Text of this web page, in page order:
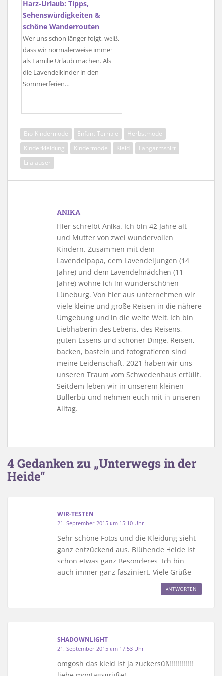
Harz-Urlaub: Tipps,
Sehenswürdigkeiten &
schöne Wanderrouten
Wer uns schon länger folgt, weiß,
dass wir normalerweise immer
als Familie Urlaub machen. Als
die Lavendelkinder in den
Sommerferien…
Bio-Kindermode Enfant Terrible
Herbstmode
Kinderkleidung
Kindermode Kleid
Langarmshirt
Lilalauser
ANIKA
Hier schreibt Anika. Ich bin 42 Jahre alt
und Mutter von zwei wundervollen
Kindern. Zusammen mit dem
Lavendelpapa, dem Lavendeljungen (14
Jahre) und dem Lavendelmädchen (11
Jahre) wohne ich im wunderschönen
Lüneburg. Von hier aus unternehmen wir
viele kleine und große Reisen in die nähere
Umgebung und in die weite Welt. Ich bin
Liebhaberin des Lebens, des Reisens,
guten Essens und schöner Dinge. Reisen,
backen, basteln und fotografieren sind
meine Leidenschaft. 2021 haben wir uns
unseren Traum vom Schwedenhaus erfüllt.
Seitdem leben wir in unserem kleinen
Bullerbü und nehmen euch mit in unseren
Alltag.
4 Gedanken zu „Unterwegs in der
Heide“
WIR-TESTEN
21. September 2015 um 15:10 Uhr
Sehr schöne Fotos und die Kleidung sieht
ganz entzückend aus. Blühende Heide ist
schon etwas ganz Besonderes. Ich bin
auch immer ganz fasziniert. Viele Grüße
ANTWORTEN
SHADOWNLIGHT
21. September 2015 um 17:53 Uhr
omgosh das kleid ist ja zuckersüß!!!!!!!!!!!!